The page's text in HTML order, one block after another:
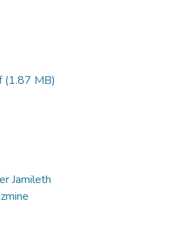
(1.87 MB)
Jamileth